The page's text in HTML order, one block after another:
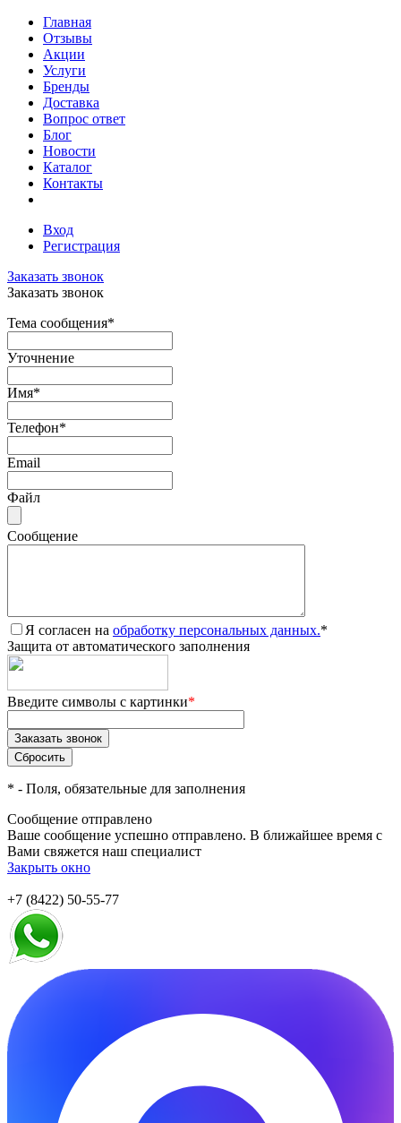
Главная
Отзывы
Акции
Услуги
Бренды
Доставка
Вопрос ответ
Блог
Новости
Каталог
Контакты
Вход
Регистрация
Заказать звонок
Заказать звонок
Тема сообщения*
Уточнение
Имя*
Телефон*
Email
Файл
Сообщение
Я согласен на обработку персональных данных.*
Защита от автоматического заполнения
Введите символы с картинки*
* - Поля, обязательные для заполнения
Сообщение отправлено
Ваше сообщение успешно отправлено. В ближайшее время с
Вами свяжется наш специалист
Закрыть окно
+7 (8422) 50-55-77